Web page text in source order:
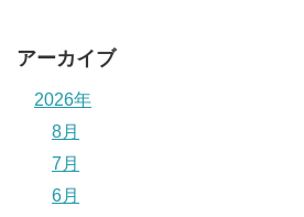
アーカイブ
2026年
8月
7月
6月